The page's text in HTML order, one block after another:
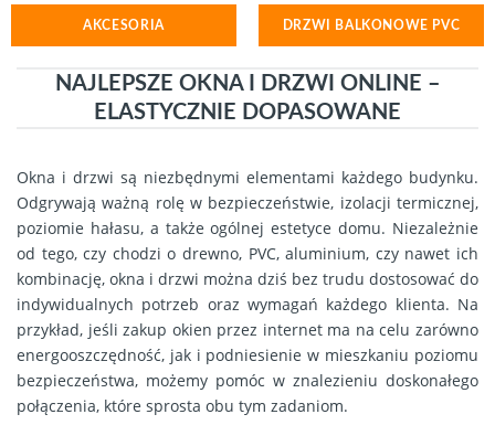
AKCESORIA DRZWI BALKONOWE PVC
NAJLEPSZE OKNA I DRZWI ONLINE –
ELASTYCZNIE DOPASOWANE
Okna i drzwi są niezbędnymi elementami każdego budynku.
Odgrywają ważną rolę w bezpieczeństwie, izolacji termicznej,
poziomie hałasu, a także ogólnej estetyce domu. Niezależnie
od tego, czy chodzi o drewno, PVC, aluminium, czy nawet ich
kombinację, okna i drzwi można dziś bez trudu dostosować do
indywidualnych potrzeb oraz wymagań każdego klienta. Na
przykład, jeśli zakup okien przez internet ma na celu zarówno
energooszczędność, jak i podniesienie w mieszkaniu poziomu
bezpieczeństwa, możemy pomóc w znalezieniu doskonałego
połączenia, które sprosta obu tym zadaniom.